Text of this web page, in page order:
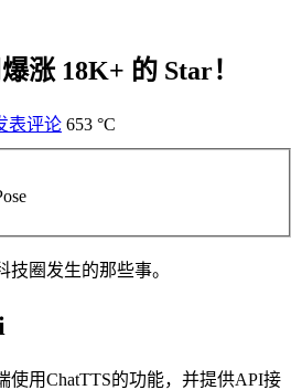
涨 18K+ 的 Star！
表评论 653 °C
圈发生的那些事。
使用ChatTTS的功能，并提供API接